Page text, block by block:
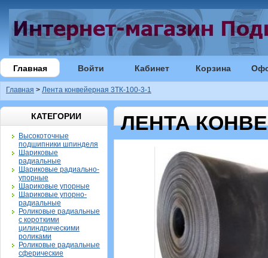
Главная Войти Кабинет Корзина
Главная > Лента конвейерная 3ТК-100-3-1
КАТЕГОРИИ
Высокоточные
подшипники шпинделя
Шариковые
радиальные
Шариковые радиально-
упорные
Шариковые упорные
Шариковые упорно-
радиальные
Роликовые радиальные
с короткими
цилиндрическими
роликами
Роликовые радиальные
сферические
ЛЕНТА